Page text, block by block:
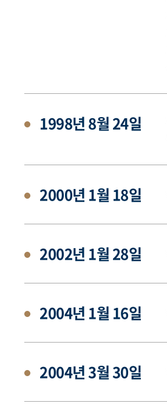
1998년 8월 24일
2000년 1월 18일
2002년 1월 28일
2004년 1월 16일
2004년 3월 30일